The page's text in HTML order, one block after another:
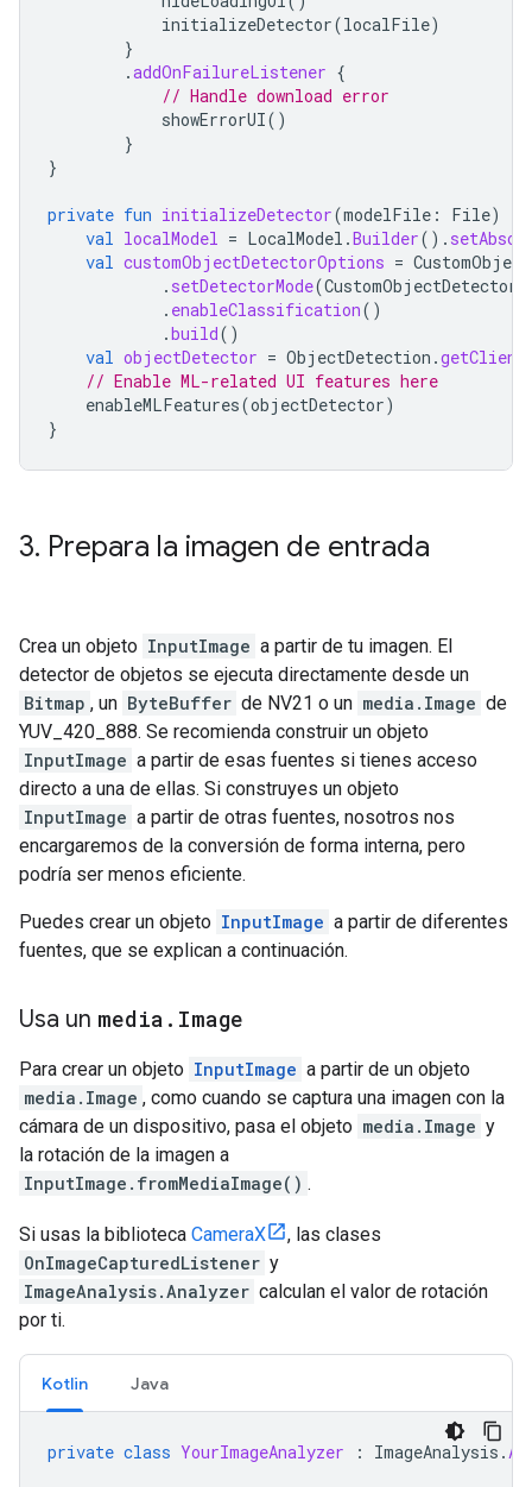
initializeDetector(localFile)
}
.addOnFailureListener {
// Handle download error
showErrorUI()
}
}
private fun initializeDetector(modelFile : File)
val localModel = LocalModel .Builder().
val customObjectDetectorOptions =
. setDetectorMode(
. enableClassification()
.build()
val objectDetector = ObjectDetection .getClient
// Enable ML-related UI features here
enableMLFeatures(objectDetector)
}
3. Prepara la imagen de entrada
Crea un objeto InputImage a partir de tu imagen. El
detector de objetos se ejecuta directamente desde un
Bitmap , un ByteBuffer de NV21 o un media.Image de
YUV_420_888. Se recomienda construir un objeto
InputImage a partir de esas fuentes si tienes acceso
directo a una de ellas. Si construyes un objeto
InputImage a partir de otras fuentes, nosotros nos
encargaremos de la conversión de forma interna, pero
podría ser menos eficiente.
Puedes crear un objeto InputImage a partir de diferentes
fuentes, que se explican a continuación.
Usa un media . Image
Para crear un objeto InputImage a partir de un objeto
media.Image , como cuando se captura una imagen con la
cámara de un dispositivo, pasa el objeto media.Image y
la rotación de la imagen a
InputImage.fromMediaImage() .
Si usas la biblioteca CameraX
, las clases
OnImageCapturedListener y
ImageAnalysis.Analyzer calculan el valor de rotación
por ti.
Kotlin Java
private class YourImageAnalyzer : ImageAnalysis .